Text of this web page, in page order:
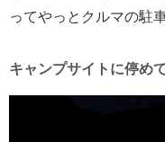
ってやっとクルマの駐
キャンプサイトに停め